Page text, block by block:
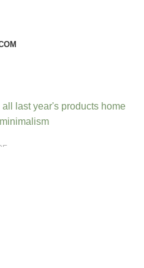
last year's products home